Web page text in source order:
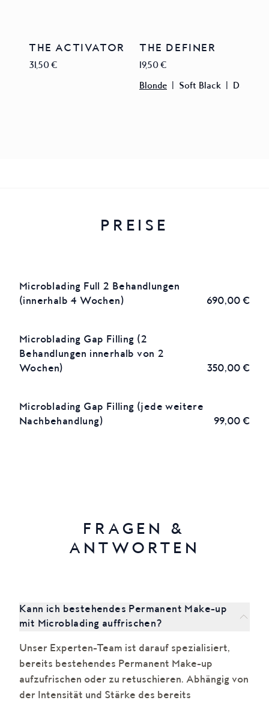
THE ACTIVATOR
31,50 €
THE DEFINER
19,50 €
Blonde Soft Black Dark
PREISE
Microblading Full 2 Behandlungen
(innerhalb 4 Wochen)
690,00 €
Microblading Gap Filling (2
Behandlungen innerhalb von 2
Wochen)
350,00 €
Microblading Gap Filling (jede weitere
Nachbehandlung)
99,00 €
FRAGEN &
ANTWORTEN
Kann ich bestehendes Permanent Make-up
mit Microblading auffrischen?
Unser Experten-Team ist darauf spezialisiert,
bereits bestehendes Permanent Make-up
aufzufrischen oder zu retuschieren. Abhängig von
der Intensität und Stärke des bereits